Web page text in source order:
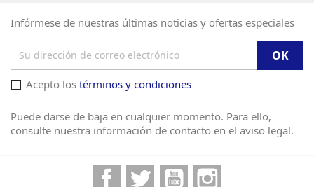
Infórmese de nuestras últimas noticias y ofertas especiales
Acepto los términos y condiciones
Puede darse de baja en cualquier momento. Para ello,
consulte nuestra información de contacto en el aviso legal.
FacebookTwitter YouTube